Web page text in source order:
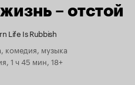
– отстой
Life Is Rubbish
комедия, музыка
1 ч 45 мин, 18+